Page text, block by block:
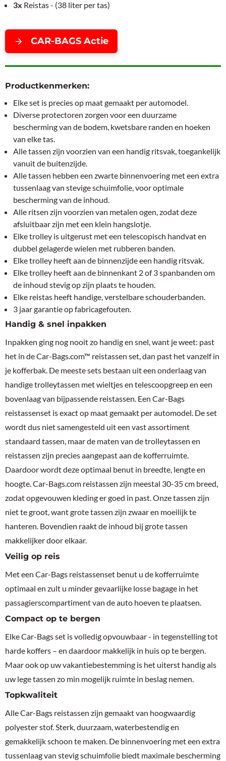
3x Reistas - (38 liter per tas)
CAR-BAGS Actie
Productkenmerken:
Elke set is precies op maat gemaakt per automodel.
Diverse protectoren zorgen voor een duurzame
bescherming van de bodem, kwetsbare randen en hoeken
van elke tas.
Alle tassen zijn voorzien van een handig ritsvak, toegankelijk
vanuit de buitenzijde.
Alle tassen hebben een zwarte binnenvoering met een extra
tussenlaag van stevige schuimfolie, voor optimale
bescherming van de inhoud.
Alle ritsen zijn voorzien van metalen ogen, zodat deze
afsluitbaar zijn met een klein hangslotje.
Elke trolley is uitgerust met een telescopisch handvat en
dubbel gelagerde wielen met rubberen banden.
Elke trolley heeft aan de binnenzijde een handig ritsvak.
Elke trolley heeft aan de binnenkant 2 of 3 spanbanden om
de inhoud stevig op zijn plaats te houden.
Elke reistas heeft handige, verstelbare schouderbanden.
3 jaar garantie op fabricagefouten.
Handig & snel inpakken
Inpakken ging nog nooit zo handig en snel, want je weet: past
het in de Car-Bags.com™ reistassen set, dan past het vanzelf in
je kofferbak. De meeste sets bestaan uit een onderlaag van
handige trolleytassen met wieltjes en telescoopgreep en een
bovenlaag van bijpassende reistassen. Een Car-Bags
reistassenset is exact op maat gemaakt per automodel. De set
wordt dus niet samengesteld uit een vast assortiment
standaard tassen, maar de maten van de trolleytassen en
reistassen zijn precies aangepast aan de kofferruimte.
Daardoor wordt deze optimaal benut in breedte, lengte en
hoogte. Car-Bags.com reistassen zijn meestal 30-35 cm breed,
zodat opgevouwen kleding er goed in past. Onze tassen zijn
niet te groot, want grote tassen zijn zwaar en moeilijk te
hanteren. Bovendien raakt de inhoud bij grote tassen
makkelijker door elkaar.
Veilig op reis
Met een Car-Bags reistassenset benut u de kofferruimte
optimaal en zult u minder gevaarlijke losse bagage in het
passagierscompartiment van de auto hoeven te plaatsen.
Compact op te bergen
Elke Car-Bags set is volledig opvouwbaar - in tegenstelling tot
harde koffers – en daardoor makkelijk in huis op te bergen.
Maar ook op uw vakantiebestemming is het uiterst handig als
uw lege tassen zo min mogelijk ruimte in beslag nemen.
Topkwaliteit
Alle Car-Bags reistassen zijn gemaakt van hoogwaardig
polyester stof. Sterk, duurzaam, waterbestendig en
gemakkelijk schoon te maken. De binnenvoering met een extra
tussenlaag van stevig schuimfolie biedt maximale bescherming